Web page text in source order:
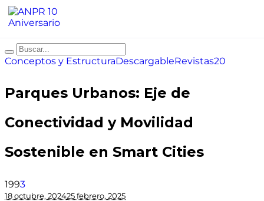
Conceptos y EstructuraDescargableRevistas20
Parques Urbanos: Eje de
Conectividad y Movilidad
Sostenible en Smart Cities
1993
18 octubre, 202425 febrero, 2025